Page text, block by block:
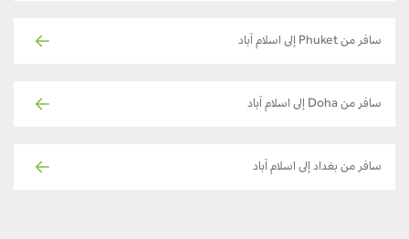
سافر من Phuket إلى اسلام آباد
سافر من Doha إلى اسلام آباد
سافر من بغداد إلى اسلام آباد